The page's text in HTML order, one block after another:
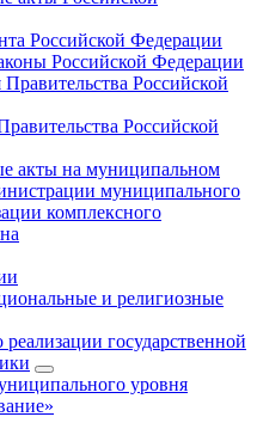
Российской Федерации
Российской Федерации
Российской
Российской
акты на муниципальном
муниципального
комплексного
и религиозные
государственной
уровня